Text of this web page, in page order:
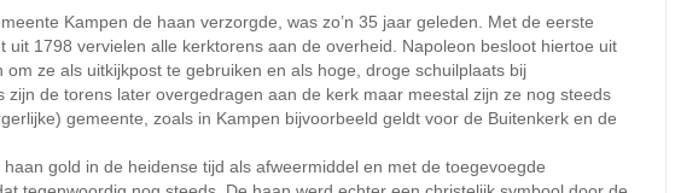
Kampen de haan verzorgde, was zo’n 35 jaar geleden. Met de eerste
uit 1798 vervielen alle kerktorens aan de overheid. Napoleon besloot hiertoe uit
om ze als uitkijkpost te gebruiken en als hoge, droge schuilplaats bij
zijn de torens later overgedragen aan de kerk maar meestal zijn ze nog steeds
gemeente, zoals in Kampen bijvoorbeeld geldt voor de Buitenkerk en de
gold in de heidense tijd als afweermiddel en met de toegevoegde